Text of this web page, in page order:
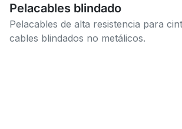
Pelacables blindado
Pelacables de alta resistencia para
cables blindados no metálicos.